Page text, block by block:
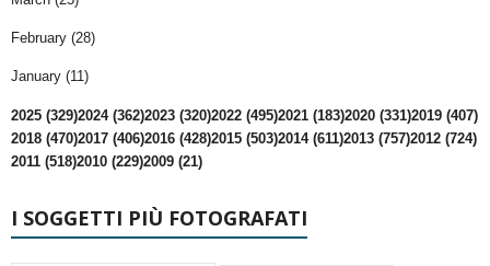
February (28)
January (11)
2025 (329)2024 (362)2023 (320)2022 (495)2021 (183)2020 (331)2019 (407)
2018 (470)2017 (406)2016 (428)2015 (503)2014 (611)2013 (757)2012 (724)
2011 (518)2010 (229)2009 (21)
I SOGGETTI PIÙ FOTOGRAFATI